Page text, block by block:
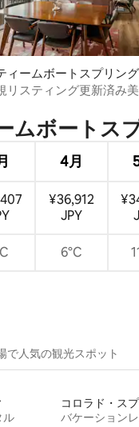
つ星中4.92つ星の平均
ィームボートスプリング
ドミニアム
リスティング更新済み
ムボートス
4月
¥36,912
JPY
6°C
で人気の観光スポット
ル
コロラド・ス
バケーション